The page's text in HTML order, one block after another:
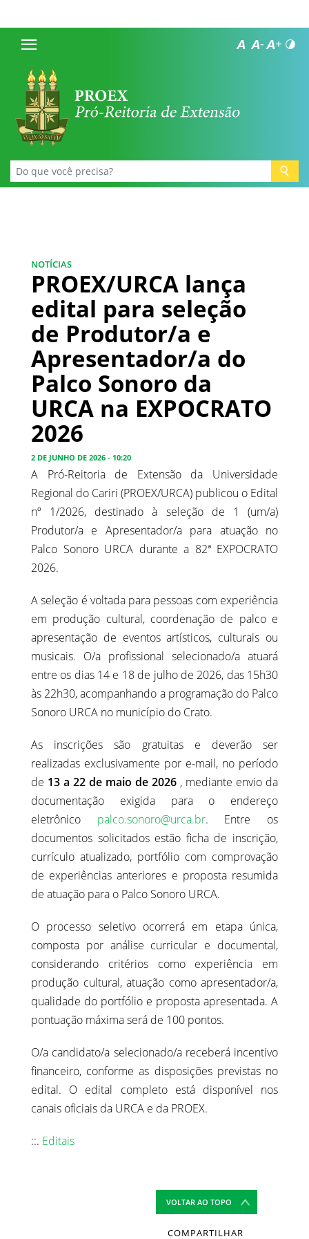
NOTÍCIAS
PROEX/URCA lança
edital para seleção
de Produtor/a e
Apresentador/a do
Palco Sonoro da
URCA na EXPOCRATO
2026
2 DE JUNHO DE 2026 - 10:20
A Pró-Reitoria de Extensão da Universidade
Regional do Cariri (PROEX/URCA) publicou o Edital
nº 1/2026, destinado à seleção de 1 (um/a)
Produtor/a e Apresentador/a para atuação no
Palco Sonoro URCA durante a 82ª EXPOCRATO
2026.
A seleção é voltada para pessoas com experiência
em produção cultural, coordenação de palco e
apresentação de eventos artísticos, culturais ou
musicais. O/a profissional selecionado/a atuará
entre os dias 14 e 18 de julho de 2026, das 15h30
às 22h30, acompanhando a programação do Palco
Sonoro URCA no município do Crato.
As inscrições são gratuitas e deverão ser
realizadas exclusivamente por e-mail, no período
de 13 a 22 de maio de 2026 , mediante envio da
documentação exigida para o endereço
eletrônico palco.sonoro@urca.br. Entre os
documentos solicitados estão ficha de inscrição,
currículo atualizado, portfólio com comprovação
de experiências anteriores e proposta resumida
de atuação para o Palco Sonoro URCA.
O processo seletivo ocorrerá em etapa única,
composta por análise curricular e documental,
considerando critérios como experiência em
produção cultural, atuação como apresentador/a,
qualidade do portfólio e proposta apresentada. A
pontuação máxima será de 100 pontos.
O/a candidato/a selecionado/a receberá incentivo
financeiro, conforme as disposições previstas no
edital. O edital completo está disponível nos
canais oficiais da URCA e da PROEX.
::. Editais
VOLTAR AO TOPO
COMPARTILHAR